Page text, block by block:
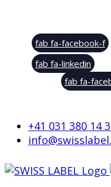
fab fa-facebook-f
fab fa-linkedin
fab fa-
+41 031 380 14